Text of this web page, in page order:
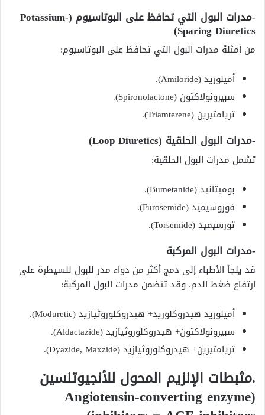
-مدرات البول التي تحافظ على البوتاسيوم (Potassium-
Sparing Diuretics)
من أمثلة مدرات البول التي تحافظ على البوتاسيوم:
أميلوريد (Amiloride).
سبيرونولاكتون (Spironolactone).
تريامتيرين (Triamterene).
-مدرات البول الحلقية (Loop Diuretics)
تشمل مدرات البول الحلقية:
بوميتانيد (Bumetanide).
فوروسيميد (Furosemide).
تورسيميد (Torsemide).
-مدرات البول المركبة
قد يلجأ الأطباء إلى دمج أكثر من دواء مدر للبول للسيطرة على
ارتفاع ضغط الدم، وقد تتضمن مدرات البول المركبة:
أميلوريد هيدروكلوريد+ هيدروكلوروثيازيد (Moduretic).
سبيرونولاكتون+ هيدروكلوروثيازيد (Aldactazide).
تريامتيرين+ هيدروكلوروثيازيد (Dyazide, Maxzide).
.مثبطات الإنزيم المحول للأنجيوتنسين
(Angiotensin-converting enzyme